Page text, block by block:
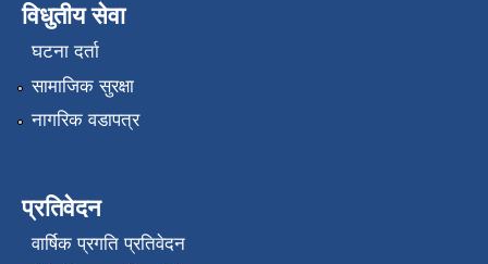
विधुतीय सेवा
घटना दर्ता
सामाजिक सुरक्षा
नागरिक वडापत्र
प्रतिवेदन
वार्षिक प्रगति प्रतिवेदन